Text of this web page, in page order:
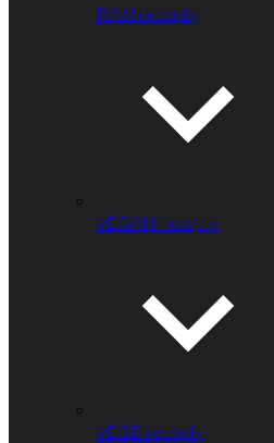
RAW recepty
VEGAN recepty
VEGE recepty